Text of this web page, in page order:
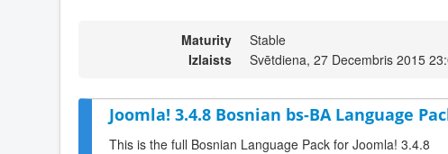
Maturity
Stable
Izlaists
Svētdiena, 27 Decembris 2015
Joomla! 3.4.8 Bosnian bs-BA Language
This is the full Bosnian Language Pack for Joomla! 3.4.8